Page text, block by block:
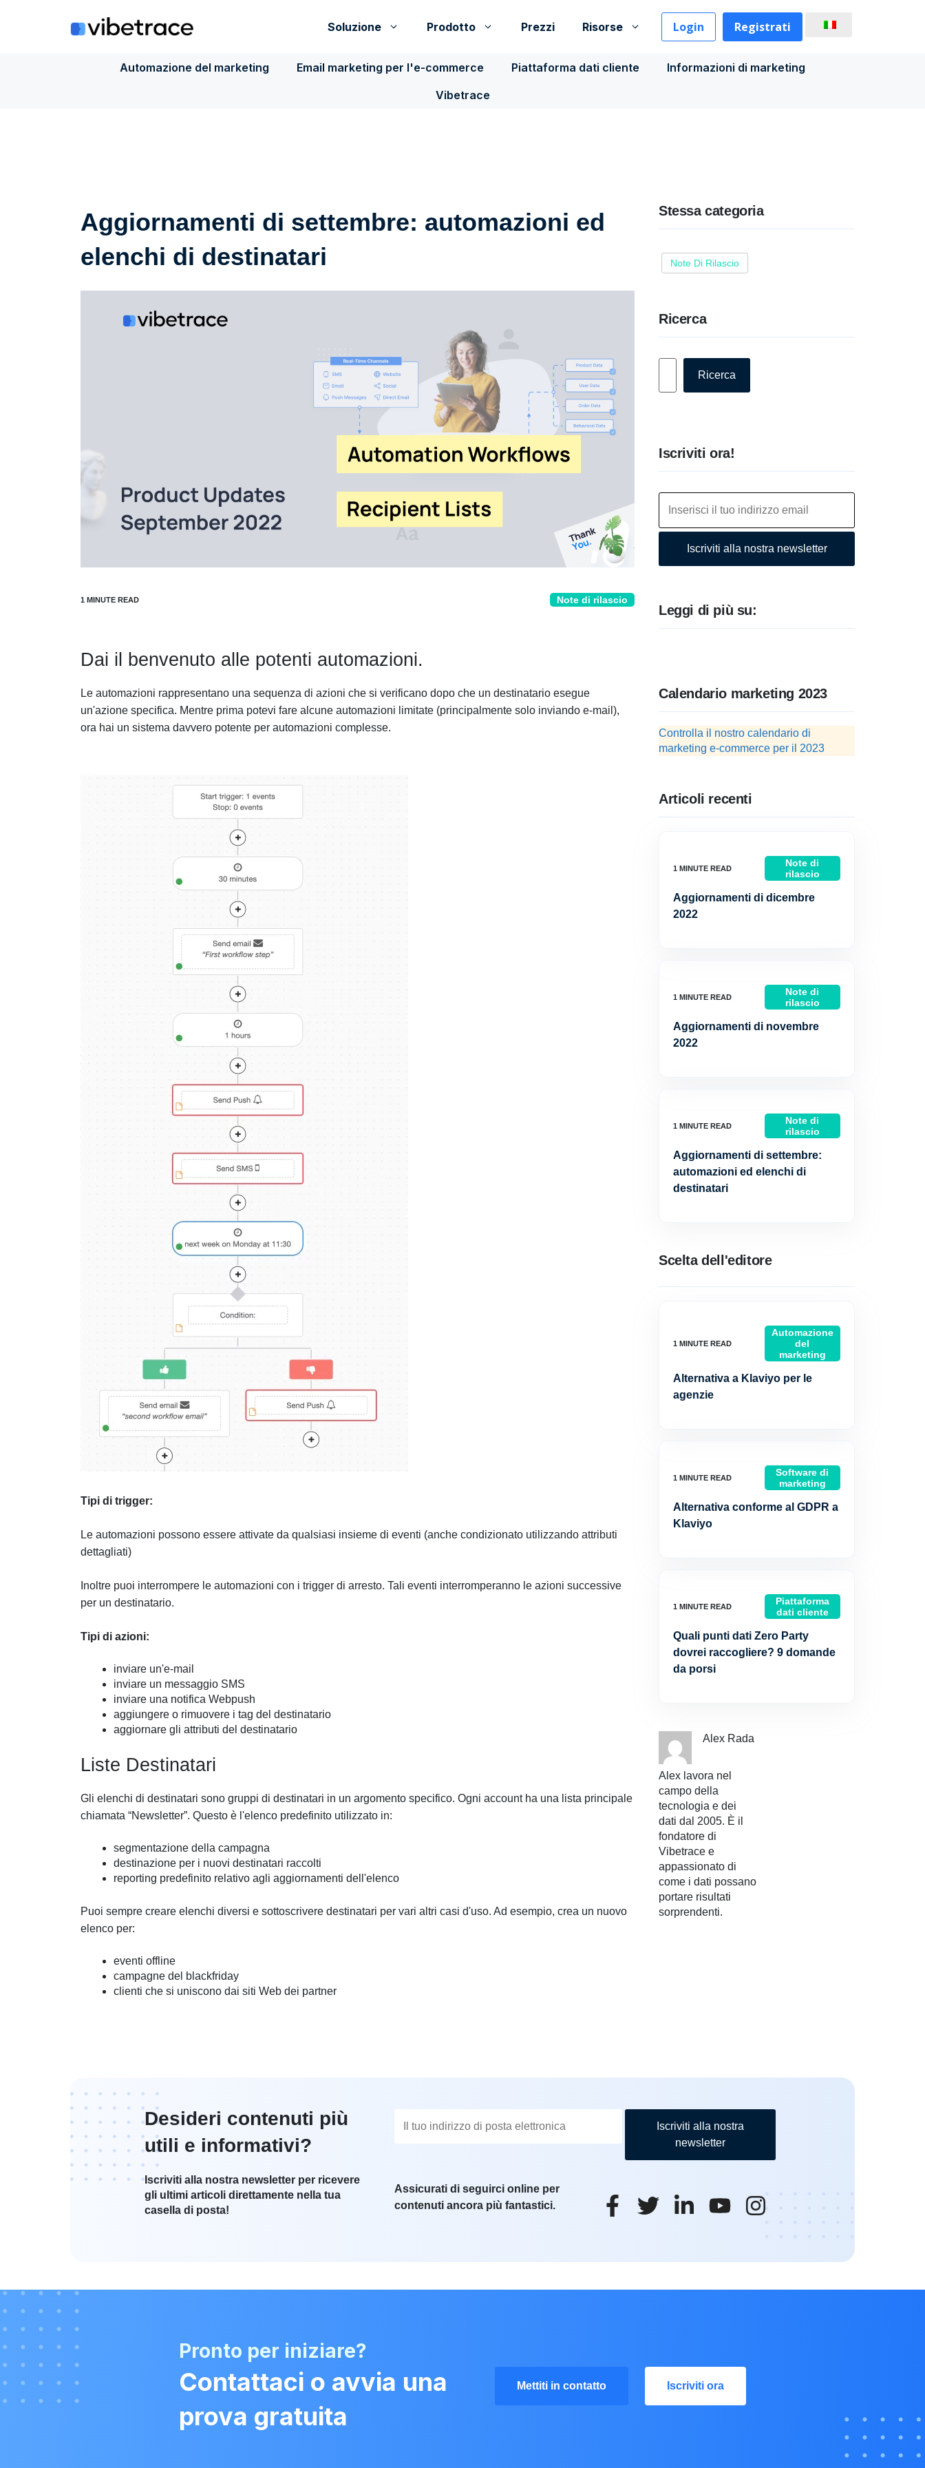
Soluzione Prodotto Prezzi Risorse Login Registrati
Automazione del marketing Email marketing per l'e-commerce Piattaforma dati cliente
Informazioni di marketing
Vibetrace
Aggiornamenti di settembre: automazioni ed
elenchi di destinatari
Note di rilascio
Dai il benvenuto alle potenti automazioni.
Le automazioni rappresentano una sequenza di azioni che si verificano dopo che un destinatario esegue
un'azione specifica. Mentre prima potevi fare alcune automazioni limitate (principalmente solo inviando e-mail),
ora hai un sistema davvero potente per automazioni complesse.
Tipi di trigger:
Le automazioni possono essere attivate da qualsiasi insieme di eventi (anche condizionato utilizzando attributi
dettagliati)
Inoltre puoi interrompere le automazioni con i trigger di arresto. Tali eventi interromperanno le azioni successive
per un destinatario.
Tipi di azioni:
inviare un'e-mail
inviare un messaggio SMS
inviare una notifica Webpush
aggiungere o rimuovere i tag del destinatario
aggiornare gli attributi del destinatario
Liste Destinatari
Gli elenchi di destinatari sono gruppi di destinatari in un argomento specifico. Ogni account ha una lista principale
chiamata “Newsletter”. Questo è l'elenco predefinito utilizzato in:
segmentazione della campagna
destinazione per i nuovi destinatari raccolti
reporting predefinito relativo agli aggiornamenti dell'elenco
Puoi sempre creare elenchi diversi e sottoscrivere destinatari per vari altri casi d'uso. Ad esempio, crea un nuovo
elenco per:
eventi offline
campagne del blackfriday
clienti che si uniscono dai siti Web dei partner
Stessa categoria
Note Di Rilascio
Ricerca
Ricerca
Iscriviti ora!
Iscriviti alla nostra newsletter
Leggi di più su:
Calendario marketing 2023
Controlla il nostro calendario di
marketing e-commerce per il 2023
Articoli recenti
Note di
rilascio
Aggiornamenti di dicembre
2022
Note di
rilascio
Aggiornamenti di novembre
2022
Note di
rilascio
Aggiornamenti di settembre:
automazioni ed elenchi di
destinatari
Scelta dell'editore
Automazione
del
marketing
Alternativa a Klaviyo per le
agenzie
Software di
marketing
Alternativa conforme al GDPR a
Klaviyo
Piattaforma
dati cliente
Quali punti dati Zero Party
dovrei raccogliere? 9 domande
da porsi
Alex Rada
Alex lavora nel
campo della
tecnologia e dei
dati dal 2005. È il
fondatore di
Vibetrace e
appassionato di
come i dati possano
portare risultati
sorprendenti.
Desideri contenuti più
utili e informativi?
Iscriviti alla nostra newsletter per ricevere
gli ultimi articoli direttamente nella tua
casella di posta!
Iscriviti alla nostra
newsletter
Assicurati di seguirci online per
contenuti ancora più fantastici.
Pronto per iniziare?
Contattaci o avvia una
prova gratuita
Mettiti in contatto Iscriviti ora